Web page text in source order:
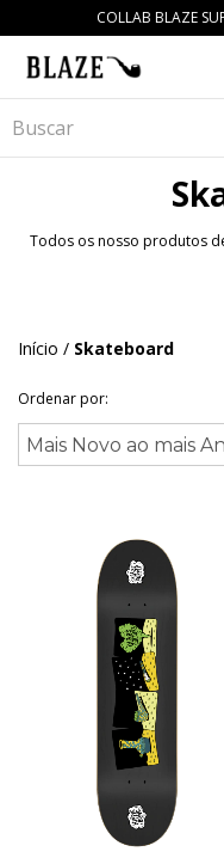
COLLAB BLAZE
Todos os nosso produtos
Início / Skateboard
Ordenar por: